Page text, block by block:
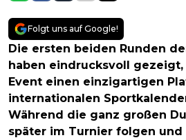
Folgt uns auf Google!
Die ersten beiden Runden
haben eindrucksvoll
Event einen einzigartigen
internationalen
Während die ganz großen
später im Turnier folgen und